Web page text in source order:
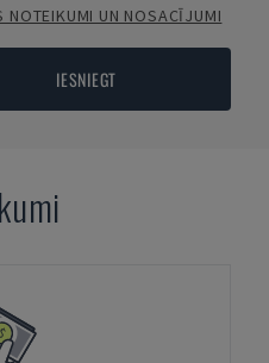
NOTEIKUMI UN NOSACĪJUMI
IESNIEGT